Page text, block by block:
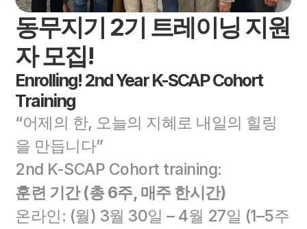
동무지기 2기 트레이닝 지원
자 모집!
Enrolling! 2nd Year K-SCAP Cohort
Training
“어제의 한, 오늘의 지혜로 내일의 힐링
을 만듭니다”
2nd K-SCAP Cohort training:
훈련 기간 (총 6주, 매주 한시간)
온라인: (월) 3월 30일 – 4월 27일 (1–5주